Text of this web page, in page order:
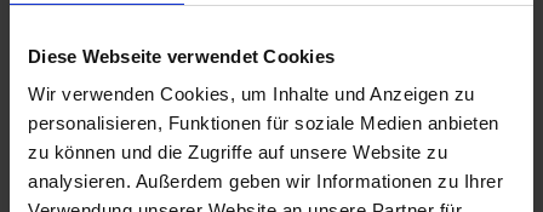
Diese Webseite verwendet Cookies
Wir verwenden Cookies, um Inhalte und Anzeigen zu
personalisieren, Funktionen für soziale Medien anbieten
zu können und die Zugriffe auf unsere Website zu
analysieren. Außerdem geben wir Informationen zu Ihrer
Vorstand
Leitlinien und Richtlinien
Kooperationen
Aktuelles aus dem Praxisnetz
Praxisnetzinterne Termine
Netzzeitung
Patienten